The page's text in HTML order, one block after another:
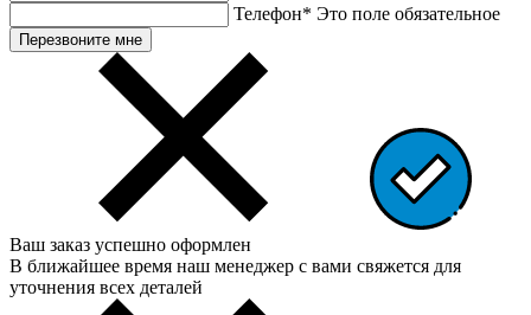
Телефон* Это поле обязательное
Перезвоните мне
Ваш заказ успешно оформлен
В ближайшее время наш менеджер с вами свяжется для
уточнения всех деталей